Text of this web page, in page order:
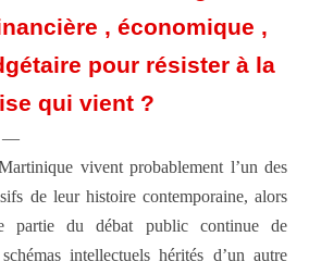
, économique ,
pour résister à la
qui vient ?
—
vivent probablement l’un des
de leur histoire contemporaine, alors
partie du débat public continue de
intellectuels hérités d’un autre